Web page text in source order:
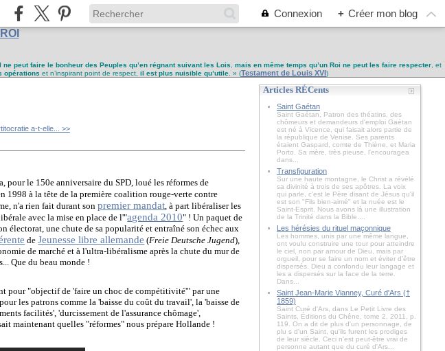
Connexion + Créer mon blog
peut faire le bonheur des Peuples qu’en régnant suivant les Lois mais en même temps qu’un Roi ne peut les faire respecter, et
opérations et n’inspirant point de respect, il est plus nuisible qu’utile . » (Testament de Louis XVI)
a-t-elle... >>
pour le 150e anniversaire du SPD, loué les réformes de
1998 à la tête de la première coalition rouge-verte contre
n'a rien fait durant sonpremier mandat , à part libéraliser les
avec la mise en place de l'"agenda 2010" ! Un paquet de
électorat, une chute de sa popularité et entraîné son échec aux
de Jeunesse libre allemande (Freie Deutsche Jugend),
de marché et à l'ultra-libéralisme après la chute du mur de
Que du beau monde !
pour "objectif de 'faire un choc de compétitivité'" par une
les patrons comme la 'baisse du coût du travail', la 'baisse de
facilités', 'durcissement de l'assurance chômage',
maintenant quelles "réformes" nous prépare Hollande !
Articles RÉCents
Saint Gaétan
Saint Gaétan, Patron des théatins, des
chômeurs et demandeurs d'emploi Gaétan
est né à Vicence, qui faisait alors partie de
la république de Venise. Ses parents
étaient Gaspard, comte de Thiène, et Maria
Porto. Sa mère, très pieuse, l'encouragea
dans...
Transfiguration
Sur une haute montagne, le Christ a révélé
sa divinité à trois de ses apôtres. La voix
qui parle, c'est le Père disant de Jésus qu'il
est son "Fils bien-aimé" et la nuée est le
Saint-Esprit. Nous avons là une illustration
de la Trinité dans la Bible....
Les hérésies du rituel maçonnique
Les hommes, unis par une même langue,
ont voulu construire une tour pour atteindre
le ciel, non par amour de Dieu, mais par
orgueil, pour se faire un nom et éviter d’être
dispersés. Dieu a confondu leur langage et
les a dispersés sur la face de la terre.
Dans...
Saint Jean-Marie Vianney, Curé d'Ars (†
1859)
Saint Curé d'Ars, dans Le Petit Livre des
Saints, Éditions du Chêne, tome 2, 2011, p.
119. On a dit de plus d'un personnage, de
plu s d'un Saint, qu'ils furent les prodiges
de leur siècle. Ceci n'est peut-être vrai de
personne autant que du curé d'Ars...